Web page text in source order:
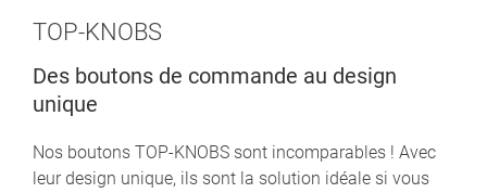
TOP-KNOBS
Des boutons de commande au design
unique
Nos boutons TOP-KNOBS sont incomparables ! Avec
leur design unique, ils sont la solution idéale si vous